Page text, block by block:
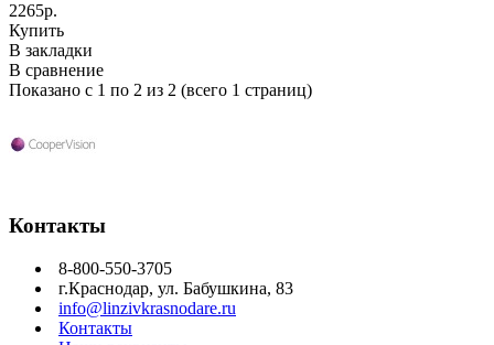
2265р.
Купить
В закладки
В сравнение
Показано с 1 по 2 из 2 (всего 1 страниц)
Контакты
8-800-550-3705
г.Краснодар, ул. Бабушкина, 83
info@linzivkrasnodare.ru
Контакты